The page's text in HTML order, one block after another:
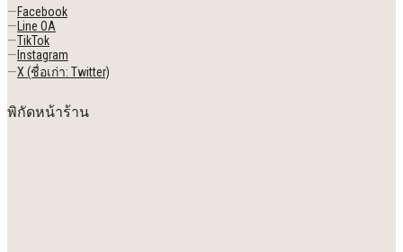
—Facebook
—Line OA
—TikTok
—Instagram
—X (ชื่อเก่า: Twitter)
พิกัดหน้าร้าน